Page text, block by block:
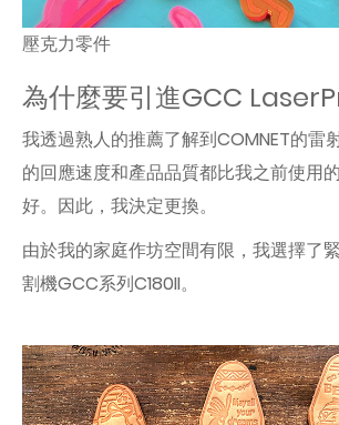
壓克力零件
為什麼要引進GCC
我透過熟人的推薦了解到COMNET的雷
的回應速度和產品品質都比我之前使用
好。因此，我決定更換。
由於我的家庭作坊空間有限，我選擇了
割機GCC系列C180II。